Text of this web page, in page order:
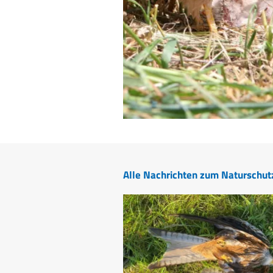
Alle Nachrichten zum